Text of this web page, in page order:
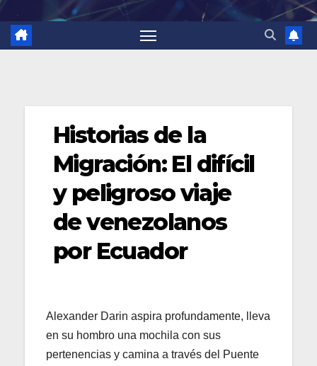
Historias de la
Migración: El difícil
y peligroso viaje
de venezolanos
por Ecuador
Alexander Darin aspira profundamente, lleva
en su hombro una mochila con sus
pertenencias y camina a través del Puente